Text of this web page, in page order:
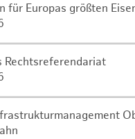
für Europas größten
Rechtsreferendariat